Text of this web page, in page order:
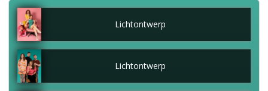
Lichtontwerp
Lichtontwerp